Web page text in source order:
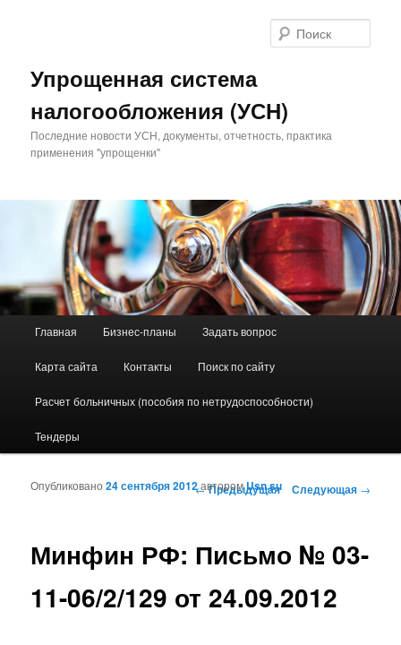
Упрощенная система
налогообложения (УСН)
Последние новости УСН, документы, отчетность, практика
применения "упрощенки"
Перейти к основному содержимому
Перейти к дополнительному содержимому
Главная Бизнес-планы Задать вопрос
Карта сайта Контакты Поиск по сайту
Расчет больничных (пособия по нетрудоспособности)
Тендеры
Навигация по записям
←Предыдущая Следующая →
Минфин РФ: Письмо № 03-
11-06/2/129 от 24.09.2012
Опубликовано24 сентября 2012авторомUsn.su